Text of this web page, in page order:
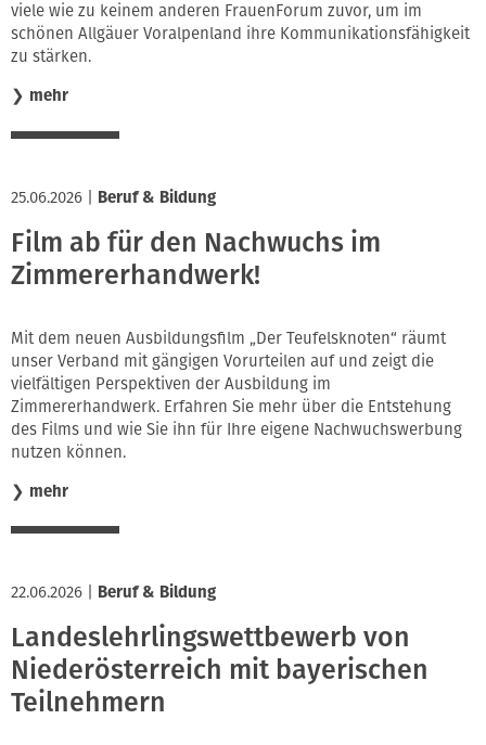
viele wie zu keinem anderen FrauenForum zuvor, um im
schönen Allgäuer Voralpenland ihre Kommunikationsfähigkeit
zu stärken.
❯ mehr
25.06.2026 Beruf & Bildung
Film ab für den Nachwuchs im
Zimmererhandwerk!
Mit dem neuen Ausbildungsfilm „Der Teufelsknoten“ räumt
unser Verband mit gängigen Vorurteilen auf und zeigt die
vielfältigen Perspektiven der Ausbildung im
Zimmererhandwerk. Erfahren Sie mehr über die Entstehung
des Films und wie Sie ihn für Ihre eigene Nachwuchswerbung
nutzen können.
❯ mehr
22.06.2026 Beruf & Bildung
Landeslehrlingswettbewerb von
Niederösterreich mit bayerischen
Teilnehmern